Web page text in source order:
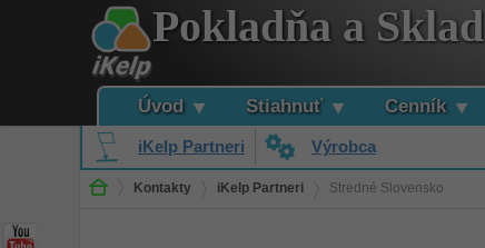
Pokladňa a Sklad
Úvod Stiahnuť Cenník
iKelp Partneri Výrobca
Kontakty iKelp Partneri Stredné Slovensko